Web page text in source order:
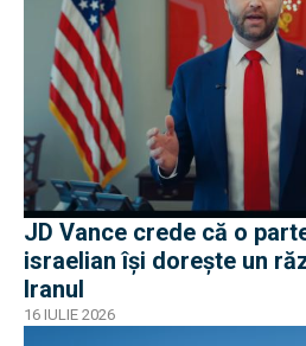
JD Vance crede că o
israelian își dorește un
Iranul
16 IULIE 2026